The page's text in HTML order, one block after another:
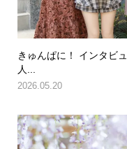
きゅんぱに！ インタビ
人...
2026.05.20